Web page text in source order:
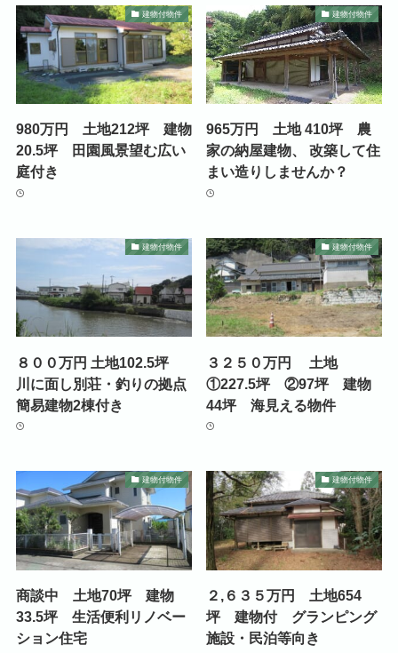
建物付物件
980万円 土地212坪 建物
20.5坪 田園風景望む広い
庭付き
建物付物件
965万円 土地 410坪 農
家の納屋建物、 改築して住
まい造りしませんか？
建物付物件
８００万円 土地102.5坪
川に面し別荘・釣りの拠点
簡易建物2棟付き
建物付物件
３２５０万円 土地
①227.5坪 ②97坪 建物
44坪 海見える物件
建物付物件
商談中 土地70坪 建物
33.5坪 生活便利リノベー
ション住宅
建物付物件
２,６３５万円 土地654
坪 建物付 グランピング
施設・民泊等向き